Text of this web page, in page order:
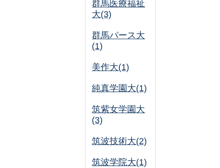
群馬医療福祉
大(3)
群馬パース大
(1)
美作大(1)
純真学園大(1)
筑紫女学園大
(3)
筑波技術大(2)
筑波学院大(1)